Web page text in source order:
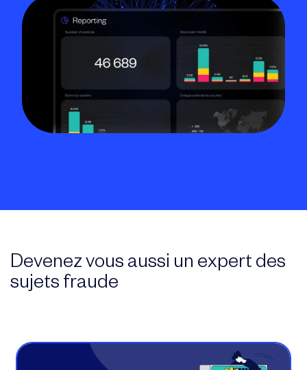
Devenez vous aussi un expert des
sujets fraude